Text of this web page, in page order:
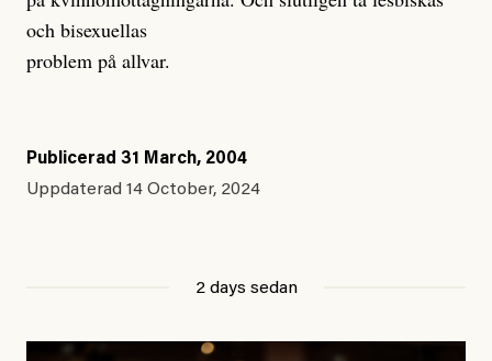
och bisexuellas
problem på allvar.
Publicerad 31 March, 2004
Uppdaterad 14 October, 2024
2 days sedan